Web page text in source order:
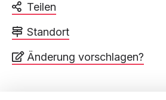
Teilen
Standort
Änderung vorschlagen?